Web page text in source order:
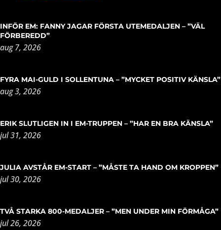
INFÖR EM: FANNY JAGAR FÖRSTA UTEMEDALJEN – ”VÄL
FÖRBEREDD”
aug 7, 2026
FYRA MAI-GULD I SOLLENTUNA – ”MYCKET POSITIV KÄNSLA”
aug 3, 2026
ERIK SLUTLIGEN IN I EM-TRUPPEN – ”HAR EN BRA KÄNSLA”
jul 31, 2026
JULIA AVSTÅR EM-START – ”MÅSTE TA HAND OM KROPPEN”
jul 30, 2026
TVÅ STARKA 800-MEDALJER – ”MEN UNDER MIN FÖRMÅGA”
jul 26, 2026